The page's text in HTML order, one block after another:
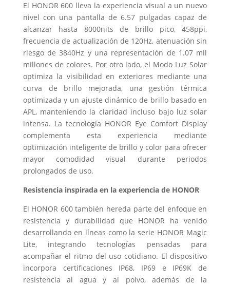
El HONOR 600 lleva la experiencia visual a un nuevo
nivel con una pantalla de 6.57 pulgadas capaz de
alcanzar hasta 8000nits de brillo pico, 458ppi,
frecuencia de actualización de 120Hz, atenuación sin
riesgo de 3840Hz y una representación de 1.07 mil
millones de colores. Por otro lado, el Modo Luz Solar
optimiza la visibilidad en exteriores mediante una
curva de brillo mejorada, una gestión térmica
optimizada y un ajuste dinámico de brillo basado en
APL, manteniendo la claridad incluso bajo luz solar
intensa. La tecnología HONOR Eye Comfort Display
complementa esta experiencia mediante
optimización inteligente de brillo y color para ofrecer
mayor comodidad visual durante periodos
prolongados de uso.
Resistencia inspirada en la experiencia de HONOR
El HONOR 600 también hereda parte del enfoque en
resistencia y durabilidad que HONOR ha venido
desarrollando en líneas como la serie HONOR Magic
Lite, integrando tecnologías pensadas para
acompañar el ritmo del uso cotidiano. El dispositivo
incorpora certificaciones IP68, IP69 e IP69K de
resistencia al agua y al polvo, además de la